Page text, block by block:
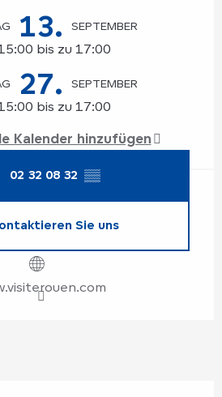
13. SEPTEMBER
bis zu 17:00
27. SEPTEMBER
bis zu 17:00
Kalender hinzufügen
02 32 08 32 ▒▒
Sie uns